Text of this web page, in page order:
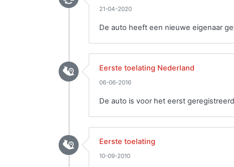
21-04-2020
De auto heeft een nieuwe eigenaar
Eerste toelating Nederland
06-06-2016
De auto is voor het eerst
Eerste toelating
10-09-2010